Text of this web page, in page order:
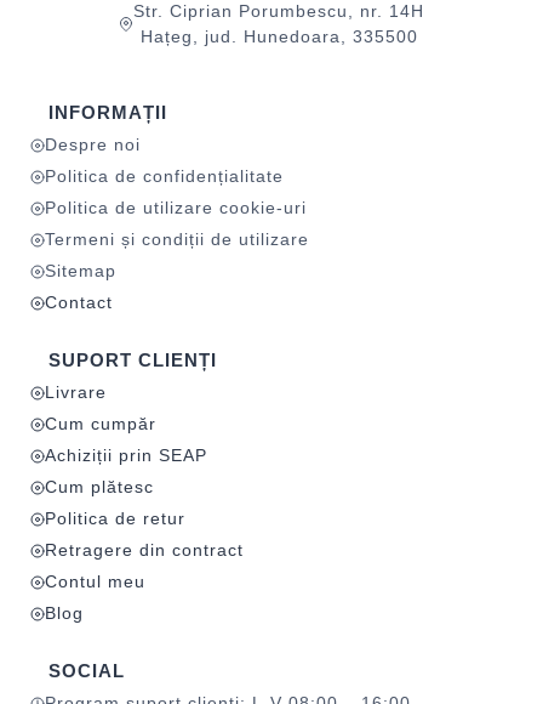
Str. Ciprian Porumbescu, nr. 14H
Hațeg, jud. Hunedoara, 335500
INFORMAȚII
Despre noi
Politica de confidențialitate
Politica de utilizare cookie-uri
Termeni și condiții de utilizare
Sitemap
Contact
SUPORT CLIENȚI
Livrare
Cum cumpăr
Achiziții prin SEAP
Cum plătesc
Politica de retur
Retragere din contract
Contul meu
Blog
SOCIAL